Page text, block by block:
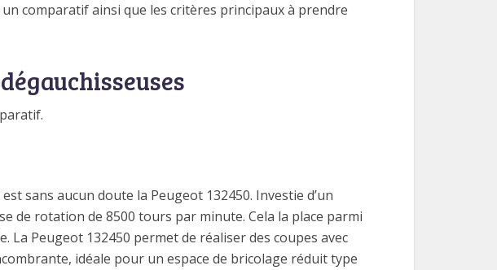
comparatif ainsi que les critères principaux à prendre
sans aucun doute la Peugeot 132450. Investie d’un
de rotation de 8500 tours par minute. Cela la place parmi
Peugeot 132450 permet de réaliser des coupes avec
idéale pour un espace de bricolage réduit type